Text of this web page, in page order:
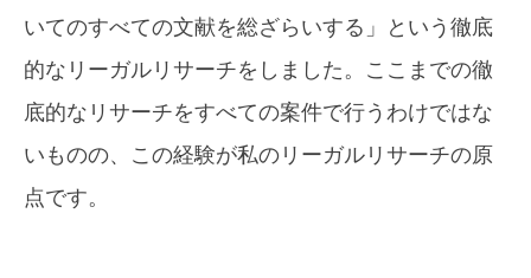
いてのすべての文献を総ざらいする」という徹底
的なリーガルリサーチをしました。ここまでの徹
底的なリサーチをすべての案件で行うわけではな
いものの、この経験が私のリーガルリサーチの原
点です。